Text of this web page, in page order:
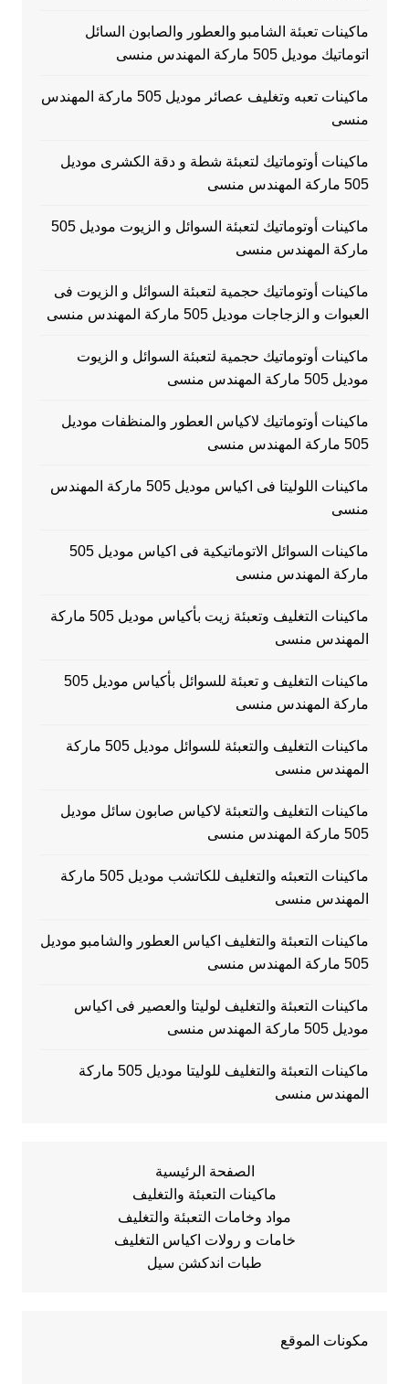
ماكينات تعبئة الشامبو والعطور والصابون السائل
اتوماتيك موديل 505 ماركة المهندس منسى
ماكينات تعبه وتغليف عصائر موديل 505 ماركة المهندس
منسى
ماكينات أوتوماتيك لتعبئة شطة و دقة الكشرى موديل
505 ماركة المهندس منسى
ماكينات أوتوماتيك لتعبئة السوائل و الزيوت موديل 505
ماركة المهندس منسى
ماكينات أوتوماتيك حجمية لتعبئة السوائل و الزيوت فى
العبوات و الزجاجات موديل 505 ماركة المهندس منسى
ماكينات أوتوماتيك حجمية لتعبئة السوائل و الزيوت
موديل 505 ماركة المهندس منسى
ماكينات أوتوماتيك لاكياس العطور والمنظفات موديل
505 ماركة المهندس منسى
ماكينات اللوليتا فى اكياس موديل 505 ماركة المهندس
منسى
ماكينات السوائل الاتوماتيكية فى اكياس موديل 505
ماركة المهندس منسى
ماكينات التغليف وتعبئة زيت بأكياس موديل 505 ماركة
المهندس منسى
ماكينات التغليف و تعبئة للسوائل بأكياس موديل 505
ماركة المهندس منسى
ماكينات التغليف والتعبئة للسوائل موديل 505 ماركة
المهندس منسى
ماكينات التغليف والتعبئة لاكياس صابون سائل موديل
505 ماركة المهندس منسى
ماكينات التعبئه والتغليف للكاتشب موديل 505 ماركة
المهندس منسى
ماكينات التعبئة والتغليف اكياس العطور والشامبو موديل
505 ماركة المهندس منسى
ماكينات التعبئة والتغليف لوليتا والعصير فى اكياس
موديل 505 ماركة المهندس منسى
ماكينات التعبئة والتغليف للوليتا موديل 505 ماركة
المهندس منسى
الصفحة الرئيسية
ماكينات التعبئة والتغليف
مواد وخامات التعبئة والتغليف
خامات و رولات اكياس التغليف
طبات اندكشن سيل
مكونات الموقع